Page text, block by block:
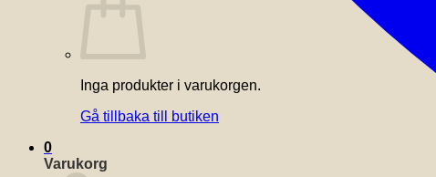
Inga produkter i varukorgen.
Gå tillbaka till butiken
0
Varukorg